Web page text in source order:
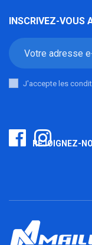
INSCRIVEZ-VOUS
J'accepte les
REJOIGNEZ-